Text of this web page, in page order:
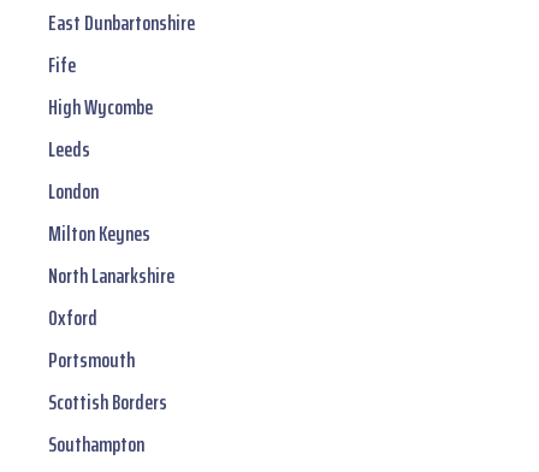
East Dunbartonshire
Fife
High Wycombe
Leeds
London
Milton Keynes
North Lanarkshire
Oxford
Portsmouth
Scottish Borders
Southampton